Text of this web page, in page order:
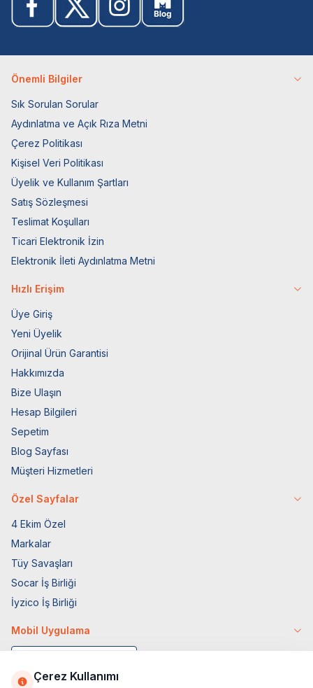
Önemli Bilgiler
Sık Sorulan Sorular
Aydınlatma ve Açık Rıza Metni
Çerez Politikası
Kişisel Veri Politikası
Üyelik ve Kullanım Şartları
Satış Sözleşmesi
Teslimat Koşulları
Ticari Elektronik İzin
Elektronik İleti Aydınlatma Metni
Hızlı Erişim
Üye Giriş
Yeni Üyelik
Orijinal Ürün Garantisi
Hakkımızda
Bize Ulaşın
Hesap Bilgileri
Sepetim
Blog Sayfası
Müşteri Hizmetleri
Özel Sayfalar
4 Ekim Özel
Markalar
Tüy Savaşları
Socar İş Birliği
İyzico İş Birliği
Mobil Uygulama
Çerez Kullanımı